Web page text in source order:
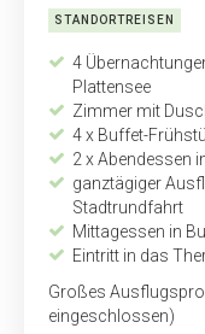
STANDORTREISEN
4
Plattensee
Zimmer mit
4 x Buffet-
2 x Abendessen
ganztägiger
Stadtrundfahrt
Mittagessen in
Eintritt in das
Großes
eingeschlossen)